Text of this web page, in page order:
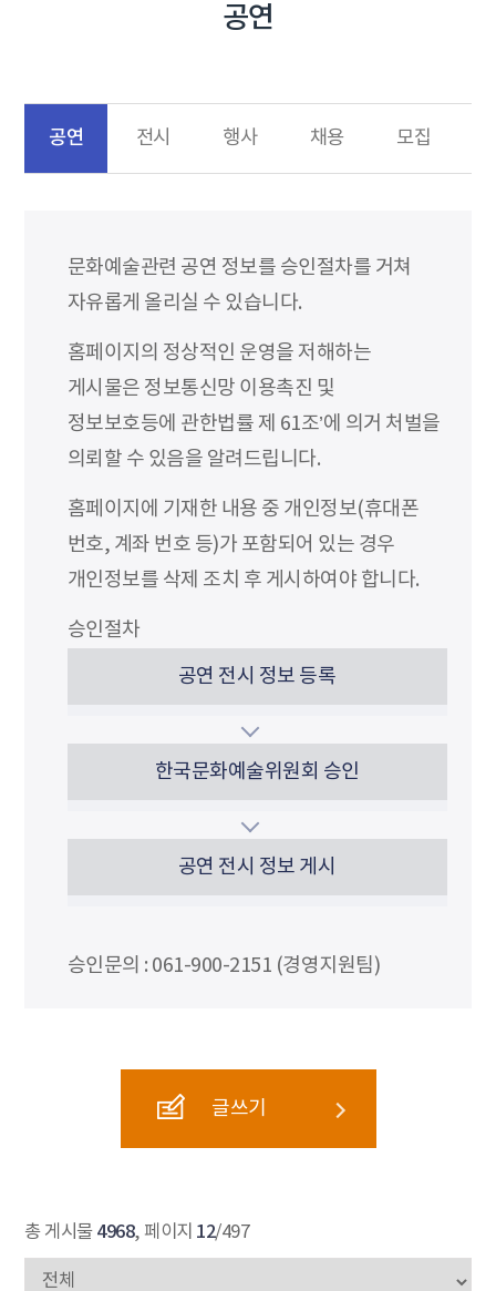
공연
공연 전시 행사 채용 모집
문화예술관련 공연 정보를 승인절차를 거쳐
자유롭게 올리실 수 있습니다.
홈페이지의 정상적인 운영을 저해하는
게시물은 정보통신망 이용촉진 및
정보보호등에 관한법률 제 61조’에 의거 처벌을
의뢰할 수 있음을 알려드립니다.
홈페이지에 기재한 내용 중 개인정보(휴대폰
번호, 계좌 번호 등)가 포함되어 있는 경우
개인정보를 삭제 조치 후 게시하여야 합니다.
승인절차
공연 전시 정보 등록
한국문화예술위원회 승인
공연 전시 정보 게시
승인문의 : 061-900-2151 (경영지원팀)
글쓰기
총 게시물 4968, 페이지 12/497